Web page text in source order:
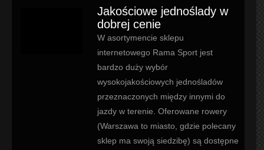
Jakościowe jednoślady w
dobrej cenie
W asortymencie sklepu
internetowego Rama Sport jest
bardzo duży wybór
wysokojakościowych jednośladów
przeznaczonych między innymi do
jazdy w terenie. Oferowane rowery
(Warszawa to miasto, gdzie polecany
sklep ma swoją siedzibę) są dostępne